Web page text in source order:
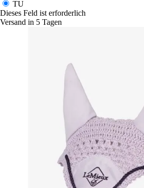
TU
Dieses Feld ist erforderlich
Versand in 5 Tagen